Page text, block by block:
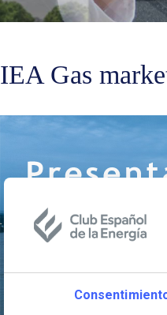
IEA Gas